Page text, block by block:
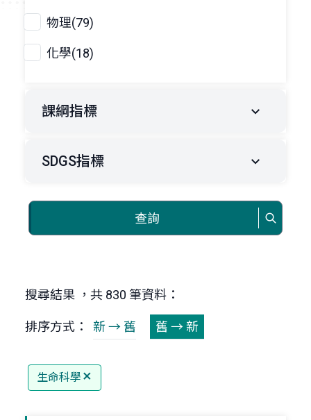
物理(79)
化學(18)
課綱指標
SDGS指標
查詢
搜尋結果 ，共 830 筆資料：
排序方式： 新 → 舊 舊 → 新
生命科學